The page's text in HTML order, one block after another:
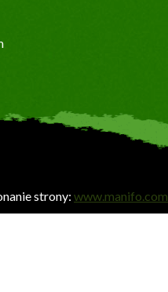
strony: www.manifo.com